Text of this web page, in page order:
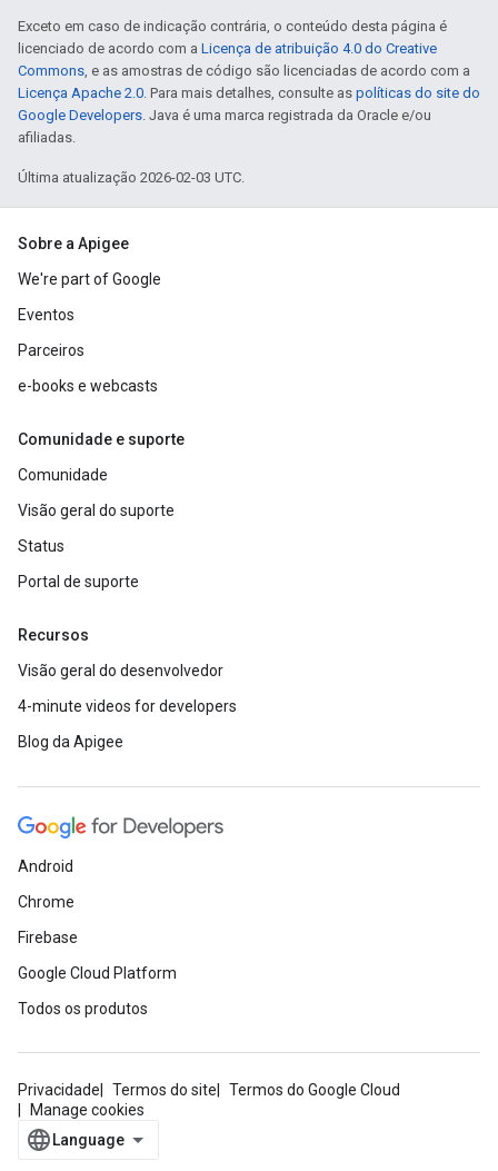
Exceto em caso de indicação contrária, o conteúdo desta página é
licenciado de acordo com a Licença de atribuição 4.0 do Creative
Commons, e as amostras de código são licenciadas de acordo com a
Licença Apache 2.0. Para mais detalhes, consulte as políticas do site do
Google Developers. Java é uma marca registrada da Oracle e/ou
afiliadas.
Última atualização 2026-02-03 UTC.
Sobre a Apigee
We're part of Google
Eventos
Parceiros
e-books e webcasts
Comunidade e suporte
Comunidade
Visão geral do suporte
Status
Portal de suporte
Recursos
Visão geral do desenvolvedor
4-minute videos for developers
Blog da Apigee
Android
Chrome
Firebase
Google Cloud Platform
Todos os produtos
Privacidade Termos do site
Termos do Google Cloud
Manage cookies